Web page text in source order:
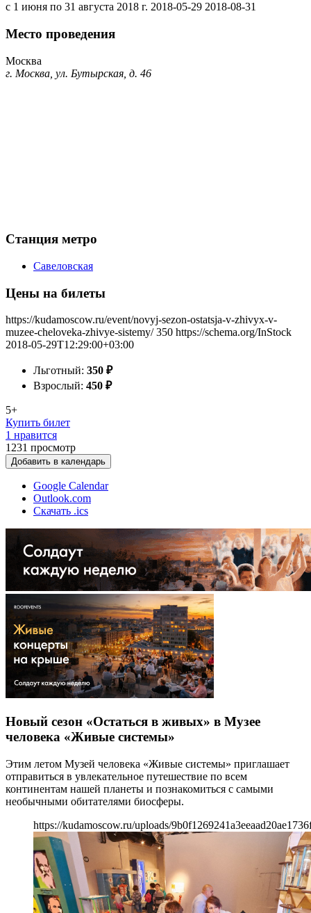
с 1 июня по 31 августа 2018 г. 2018-05-29 2018-08-31
Место проведения
Москва
г. Москва, ул. Бутырская, д. 46
Станция метро
Савеловская
Цены на билеты
https://kudamoscow.ru/event/novyj-sezon-ostatsja-v-zhivyx-v-
muzee-cheloveka-zhivye-sistemy/ 350 https://schema.org/InStock
2018-05-29T12:29:00+03:00
Льготный: 350 ₽
Взрослый: 450 ₽
5+
Купить билет
1 нравится
1231 просмотр
Добавить в календарь
Google Calendar
Outlook.com
Скачать .ics
Новый сезон «Остаться в живых» в Музее
человека «Живые системы»
Этим летом Музей человека «Живые системы» приглашает
отправиться в увлекательное путешествие по всем
континентам нашей планеты и познакомиться с самыми
необычными обитателями биосферы.
https://kudamoscow.ru/uploads/